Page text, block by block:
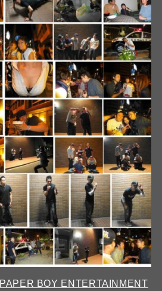
PAPER BOY ENTERTAINMENT